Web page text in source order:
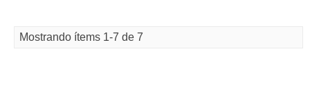
Mostrando ítems 1-7 de 7